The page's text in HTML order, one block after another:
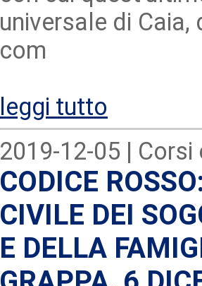
universale di
com
leggi tutto
2019-12-05 | Corsi
CODICE
CIVILE DEI
E DELLA